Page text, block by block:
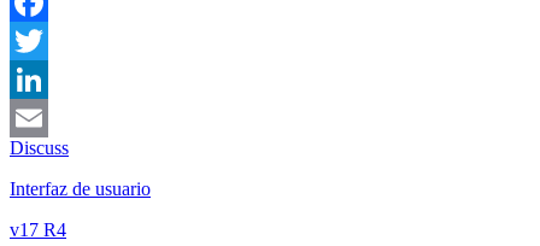
Facebook
Twitter
LinkedIn
Email
Discuss
Interfaz de usuario
v17 R4